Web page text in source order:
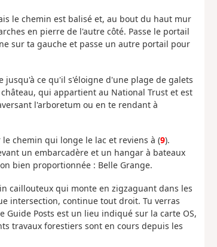
le chemin est balisé et, au bout du haut mur
en pierre de l'autre côté. Passe le portail
sur ta gauche et passe un autre portail pour
jusqu'à ce qu'il s'éloigne d'une plage de galets
qui appartient au National Trust et est
l'arboretum ou en te rendant à
chemin qui longe le lac et reviens à (9).
un embarcadère et un hangar à bateaux
bien proportionnée : Belle Grange.
caillouteux qui monte en zigzaguant dans les
intersection, continue tout droit. Tu verras
Guide Posts est un lieu indiqué sur la carte OS,
travaux forestiers sont en cours depuis les